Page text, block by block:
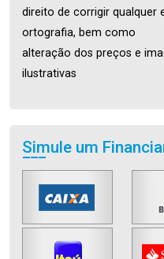
direito de corrigir qualquer
ortografia, bem como
alteração dos preços e
ilustrativas
Simule um